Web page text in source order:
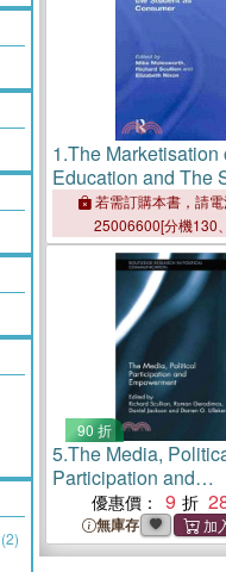
(2)
1.The Marketisation
Education and The
Consumer
若需訂購本書，請
25006600[分機130
90 折
5.The Media,
Participation and
Empowerment
優惠價： 9
無庫存